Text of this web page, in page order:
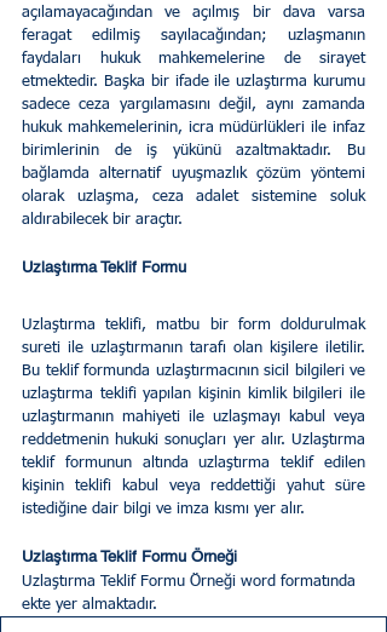
açılamayacağından ve açılmış bir dava varsa
feragat edilmiş sayılacağından; uzlaşmanın
faydaları hukuk mahkemelerine de sirayet
etmektedir. Başka bir ifade ile uzlaştırma kurumu
sadece ceza yargılamasını değil, aynı zamanda
hukuk mahkemelerinin, icra müdürlükleri ile infaz
birimlerinin de iş yükünü azaltmaktadır. Bu
bağlamda alternatif uyuşmazlık çözüm yöntemi
olarak uzlaşma, ceza adalet sistemine soluk
aldırabilecek bir araçtır.
Uzlaştırma Teklif Formu
Uzlaştırma teklifi, matbu bir form doldurulmak
sureti ile uzlaştırmanın tarafı olan kişilere iletilir.
Bu teklif formunda uzlaştırmacının sicil bilgileri ve
uzlaştırma teklifi yapılan kişinin kimlik bilgileri ile
uzlaştırmanın mahiyeti ile uzlaşmayı kabul veya
reddetmenin hukuki sonuçları yer alır. Uzlaştırma
teklif formunun altında uzlaştırma teklif edilen
kişinin teklifi kabul veya reddettiği yahut süre
istediğine dair bilgi ve imza kısmı yer alır.
Uzlaştırma Teklif Formu Örneği
Uzlaştırma Teklif Formu Örneği word formatında
ekte yer almaktadır.